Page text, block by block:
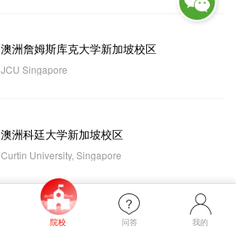
澳洲詹姆斯库克大学新加坡校区
JCU Singapore
澳洲科廷大学新加坡校区
Curtin University, Singapore
新加坡管理发展学院MDIS
院校 问答 我的